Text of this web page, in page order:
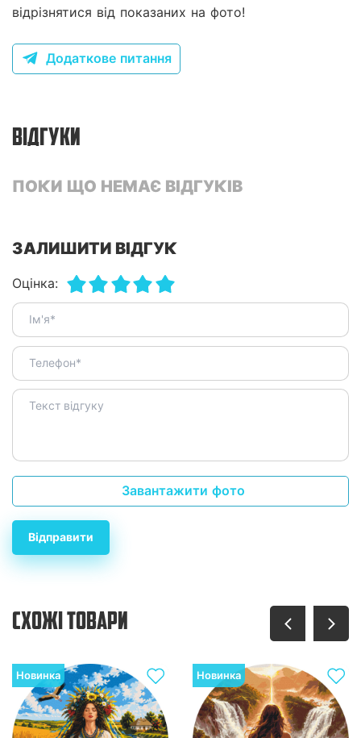
відрізнятися від показаних на фото!
Додаткове питання
ВІДГУКИ
ПОКИ ЩО НЕМАЄ ВІДГУКІВ
ЗАЛИШИТИ ВІДГУК
Оцінка:
Завантажити фото
Відправити
СХОЖІ ТОВАРИ
Новинка Новинка